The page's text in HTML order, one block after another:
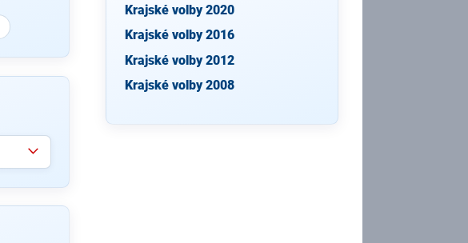
Krajské volby 2020
Krajské volby 2016
Krajské volby 2012
Krajské volby 2008